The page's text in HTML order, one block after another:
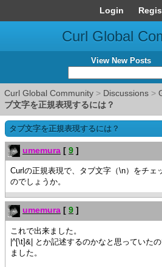
Login
Curl Global
View New Posts
Curl Global Community > Discussions >
ブ文字を正規表現するには？
タブ文字を正規表現するには？
umemura [ 9 ]
Curlの正規表現で、タブ文字（\n）をチェ
のでしょうか。
umemura [ 9 ]
これで出来ました。
|^[\t]&| とか記述するのかなと思っていた
ました。